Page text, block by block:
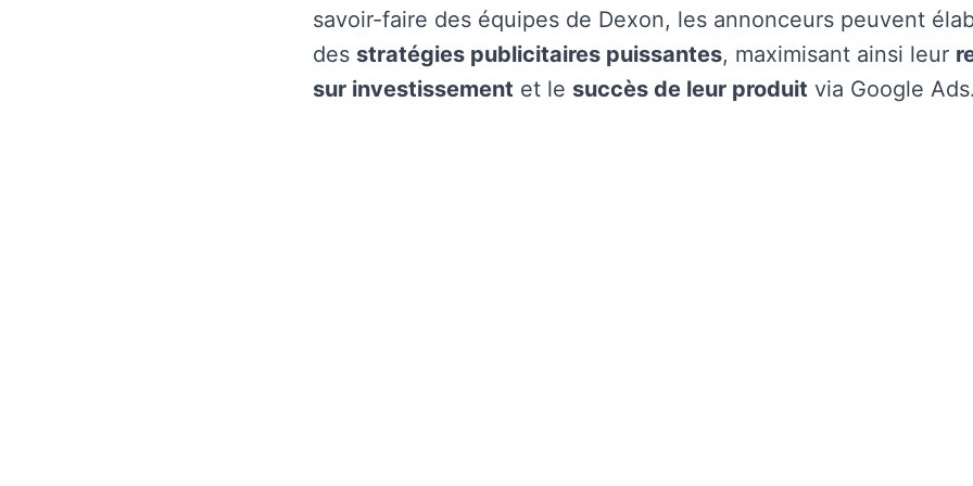
savoir-faire des équipes de Dexon, les annonceurs peuvent
des stratégies publicitaires puissantes, maximisant ainsi leur
sur investissement et le succès de leur produit via Google Ads.